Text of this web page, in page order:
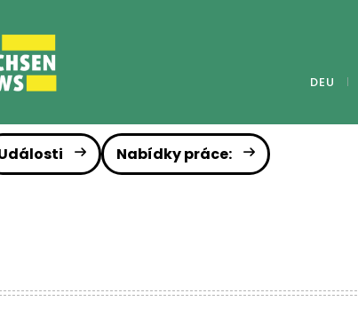
DEU
Nabídky práce: